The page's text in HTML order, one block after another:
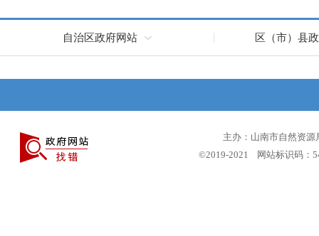
自治区政府网站 区（市）县
主办：山南市自然资
©2019-2021 网站标识码：